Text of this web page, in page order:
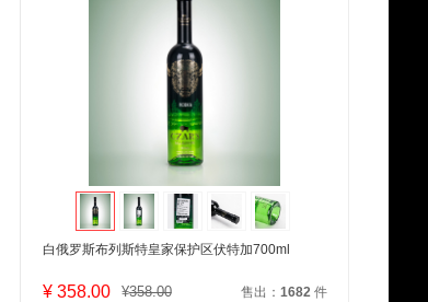
白俄罗斯布列斯特皇家保护区伏特加700ml
¥358.00 ¥358.00 售出： 1682件